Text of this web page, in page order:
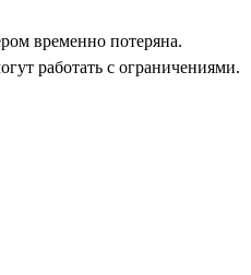
временно потеряна.
работать с ограничениями.